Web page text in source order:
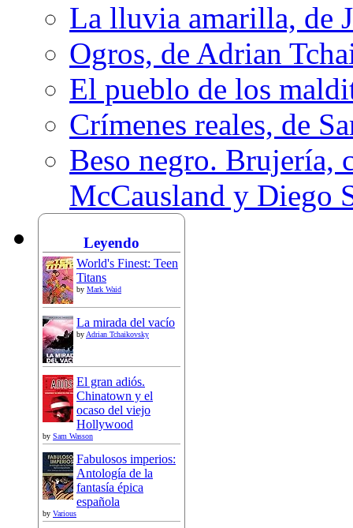
La lluvia amarilla, de
Ogros, de Adrian
El pueblo de los
Crímenes reales, de
Beso negro. Brujería,
McCausland y Diego
Leyendo
World's Finest: Teen
Titans
by Mark Waid
La mirada del vacío
by Adrian Tchaikovsky
El gran adiós.
Chinatown y el
ocaso del viejo
Hollywood
by Sam Wasson
Fabulosos imperios:
Antología de la
fantasía épica
española
by Various